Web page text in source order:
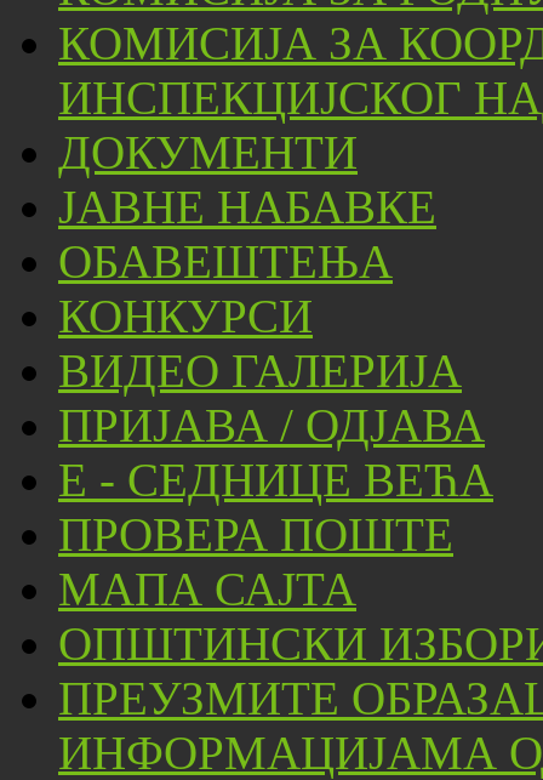
КОМИСИЈА ЗА
ИНСПЕКЦИЈСКОГ
ДОКУМЕНТИ
ЈАВНЕ НАБАВКЕ
ОБАВЕШТЕЊА
КОНКУРСИ
ВИДЕО ГАЛЕРИЈА
ПРИЈАВА / ОДЈАВА
Е - СЕДНИЦЕ ВЕЋА
ПРОВЕРА ПОШТЕ
МАПА САЈТА
ОПШТИНСКИ
ПРЕУЗМИТЕ
ИНФОРМАЦИЈАМА